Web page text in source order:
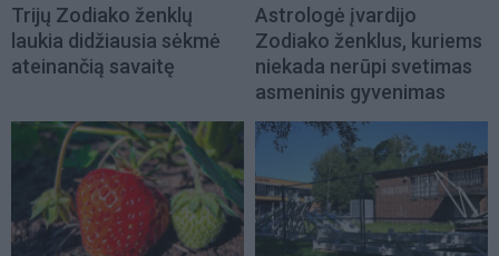
Trijų Zodiako ženklų
laukia didžiausia sėkmė
ateinančią savaitę
Astrologė įvardijo
Zodiako ženklus, kuriems
niekada nerūpi svetimas
asmeninis gyvenimas